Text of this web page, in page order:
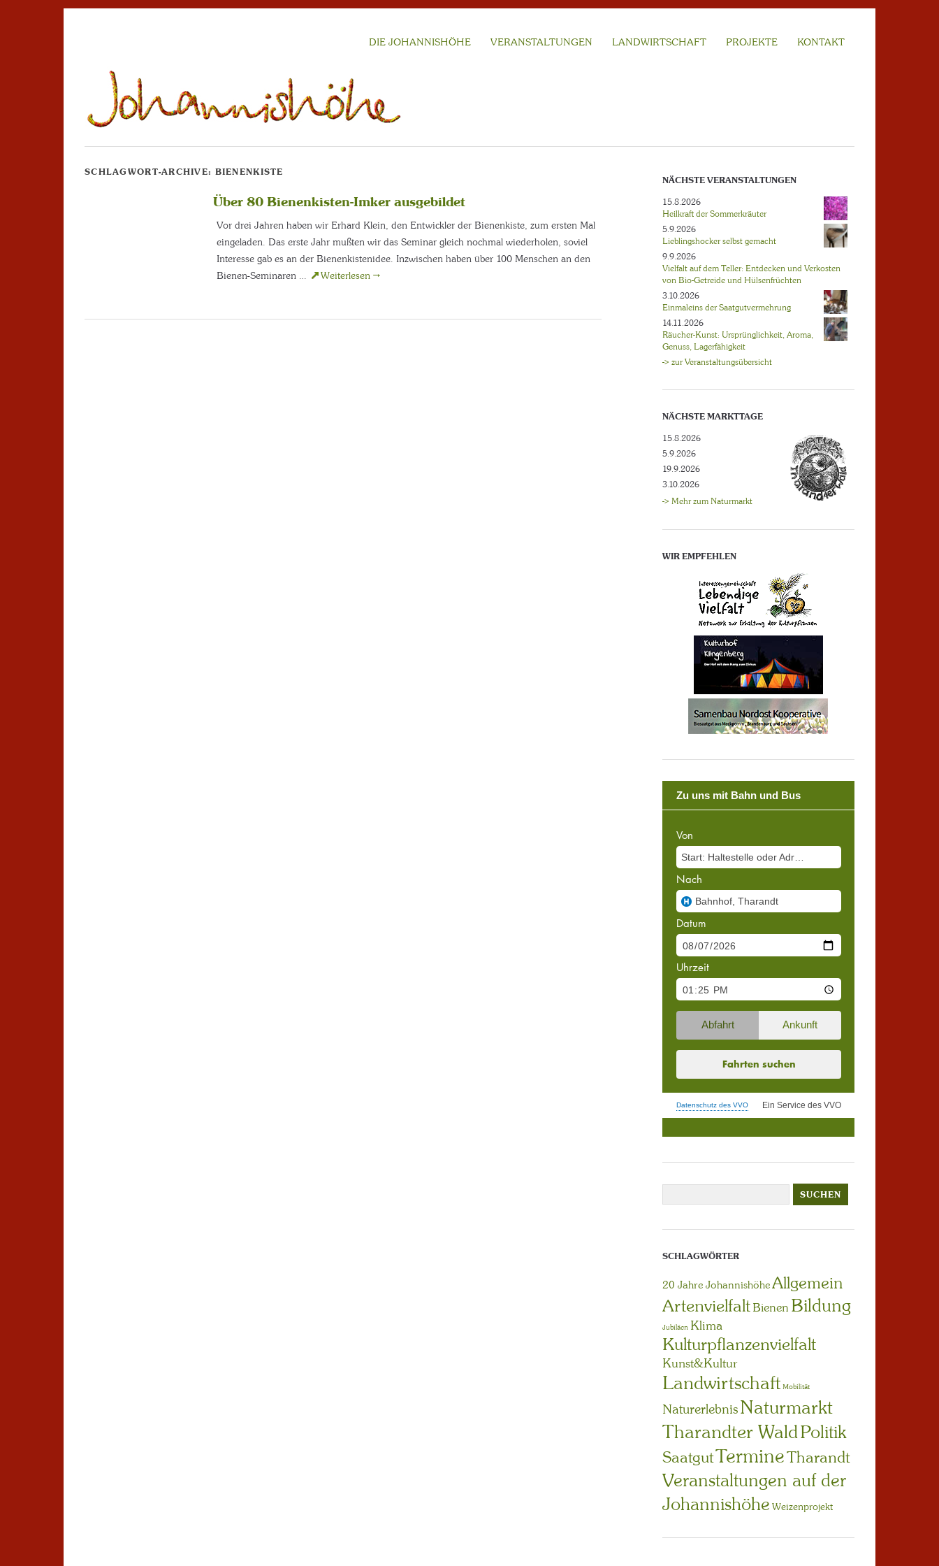
DIE JOHANNISHÖHE VERANSTALTUNGEN LANDWIRTSCHAFT PROJEKTE KONTAKT
SCHLAGWORT-ARCHIVE: BIENENKISTE
Über 80 Bienenkisten-Imker ausgebildet
Vor drei Jahren haben wir Erhard Klein, den Entwickler der Bienenkiste, zum ersten Mal
eingeladen. Das erste Jahr mußten wir das Seminar gleich nochmal wiederholen, soviel
Interesse gab es an der Bienenkistenidee. Inzwischen haben über 100 Menschen an den
Bienen-Seminaren …
Weiterlesen →
NÄCHSTE VERANSTALTUNGEN
15.8.2026
Heilkraft der Sommerkräuter
5.9.2026
Lieblingshocker selbst gemacht
9.9.2026
Vielfalt auf dem Teller: Entdecken und Verkosten
von Bio-Getreide und Hülsenfrüchten
3.10.2026
Einmaleins der Saatgutvermehrung
14.11.2026
Räucher-Kunst: Ursprünglichkeit, Aroma,
Genuss, Lagerfähigkeit
-> zur Veranstaltungsübersicht
NÄCHSTE MARKTTAGE
15.8.2026
5.9.2026
19.9.2026
3.10.2026
-> Mehr zum Naturmarkt
WIR EMPFEHLEN
SCHLAGWÖRTER
20 Jahre JohannishöheAllgemein
Artenvielfalt Bienen Bildung
Jubiläen Klima
Kulturpflanzenvielfalt
Kunst&Kultur
Landwirtschaft Mobilität
NaturerlebnisNaturmarkt
Tharandter WaldPolitik
SaatgutTermineTharandt
Veranstaltungen auf der
Johannishöhe Weizenprojekt